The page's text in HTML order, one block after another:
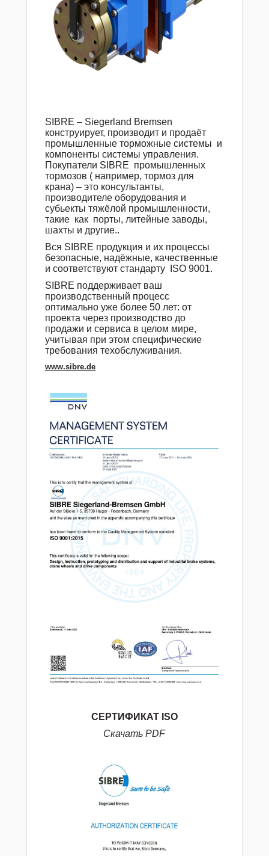
SIBRE – Siegerland Bremsen
конструирует, производит и продаёт
промышленные торможные системы и
компоненты системы управления.
Покупатели SIBRE промышленных
тормозов ( например, тормоз для
крана) – это консультанты,
производителе оборудования и
субьекты тяжёлой промышленности,
такие как порты, литейные заводы,
шахты и другие..
Вся SIBRE продукция и их процессы
безопасные, надёжные, качественные
и соответствуют стандарту
ISO 9001.
SIBRE поддерживает ваш
производственный процесс
оптимально уже более 50 лет: от
проекта через производство до
продажи и сервиса в целом мире,
учитывая при этом специфические
требования техобслуживания.
www.sibre.de
СЕРТИФИКАТ ISO
Скачать PDF